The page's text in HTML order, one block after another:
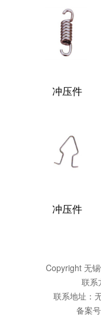
冲压件
冲压件
Copyright 无
联系
联系地址：
备案号